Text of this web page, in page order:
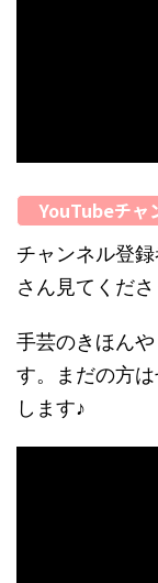
YouTubeチャ
チャンネル登
さん見てくだ
手芸のきほん
す。まだの方
します♪